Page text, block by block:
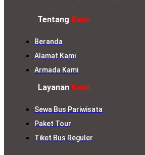
Tentang Kami
Beranda
Alamat Kami
Armada Kami
Layanan Kami
Sewa Bus Pariwisata
Paket Tour
Tiket Bus Reguler